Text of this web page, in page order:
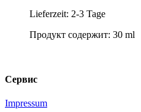
Lieferzeit: 2-3 Tage
Продукт содержит: 30 ml
Сервис
Impressum